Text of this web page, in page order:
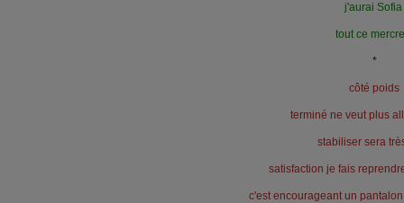
j'aurai Sofia
tout ce
*
côté poids
terminé ne veut plus
stabiliser sera
satisfaction je fais
c'est encourageant un